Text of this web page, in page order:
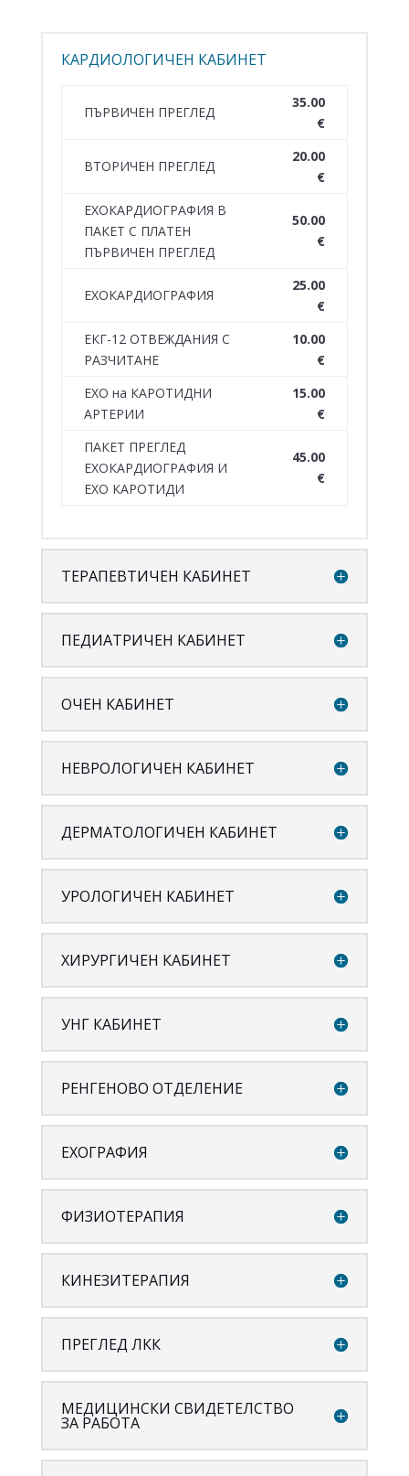
КАРДИОЛОГИЧЕН КАБИНЕТ
ПЪРВИЧЕН ПРЕГЛЕД
35.00
€
ВТОРИЧЕН ПРЕГЛЕД
20.00
€
ЕХОКАРДИОГРАФИЯ В
ПАКЕТ С ПЛАТЕН
ПЪРВИЧЕН ПРЕГЛЕД
50.00
€
ЕХОКАРДИОГРАФИЯ
25.00
€
ЕКГ-12 ОТВЕЖДАНИЯ С
РАЗЧИТАНЕ
10.00
€
ЕХО на КАРОТИДНИ
АРТЕРИИ
15.00
€
ПАКЕТ ПРЕГЛЕД
ЕХОКАРДИОГРАФИЯ И
ЕХО КАРОТИДИ
45.00
€
ТЕРАПЕВТИЧЕН КАБИНЕТ
ПЕДИАТРИЧЕН КАБИНЕТ
ОЧЕН КАБИНЕТ
НЕВРОЛОГИЧЕН КАБИНЕТ
ДЕРМАТОЛОГИЧЕН КАБИНЕТ
УРОЛОГИЧЕН КАБИНЕТ
ХИРУРГИЧЕН КАБИНЕТ
УНГ КАБИНЕТ
РЕНГЕНОВО ОТДЕЛЕНИЕ
ЕХОГРАФИЯ
ФИЗИОТЕРАПИЯ
КИНЕЗИТЕРАПИЯ
ПРЕГЛЕД ЛКК
МЕДИЦИНСКИ СВИДЕТЕЛСТВО
ЗА РАБОТА